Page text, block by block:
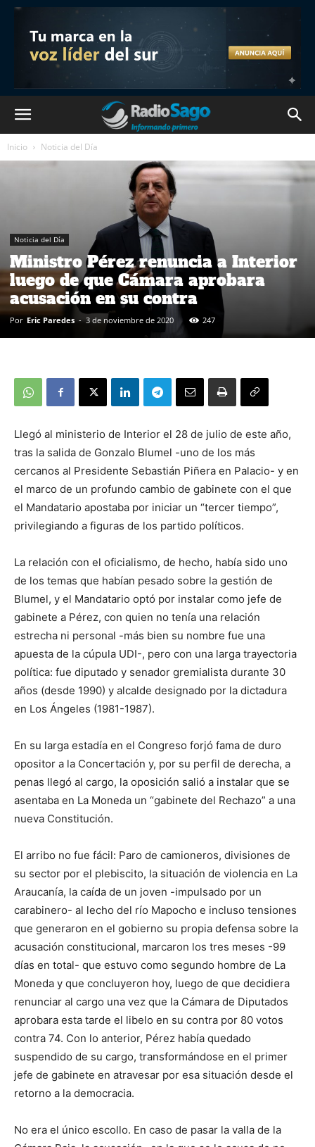
Inicio Noticia del Día
Noticia del Día
Ministro Pérez renuncia a Interior
luego de que Cámara aprobara
acusación en su contra
Por Eric Paredes - 3 de noviembre de 2020 247
Llegó al ministerio de Interior el 28 de julio de este año,
tras la salida de Gonzalo Blumel -uno de los más
cercanos al Presidente Sebastián Piñera en Palacio- y en
el marco de un profundo cambio de gabinete con el que
el Mandatario apostaba por iniciar un “tercer tiempo”,
privilegiando a figuras de los partido políticos.
La relación con el oficialismo, de hecho, había sido uno
de los temas que habían pesado sobre la gestión de
Blumel, y el Mandatario optó por instalar como jefe de
gabinete a Pérez, con quien no tenía una relación
estrecha ni personal -más bien su nombre fue una
apuesta de la cúpula UDI-, pero con una larga trayectoria
política: fue diputado y senador gremialista durante 30
años (desde 1990) y alcalde designado por la dictadura
en Los Ángeles (1981-1987).
En su larga estadía en el Congreso forjó fama de duro
opositor a la Concertación y, por su perfil de derecha, a
penas llegó al cargo, la oposición salió a instalar que se
asentaba en La Moneda un “gabinete del Rechazo” a una
nueva Constitución.
El arribo no fue fácil: Paro de camioneros, divisiones de
su sector por el plebiscito, la situación de violencia en La
Araucanía, la caída de un joven -impulsado por un
carabinero- al lecho del río Mapocho e incluso tensiones
que generaron en el gobierno su propia defensa sobre la
acusación constitucional, marcaron los tres meses -99
días en total- que estuvo como segundo hombre de La
Moneda y que concluyeron hoy, luego de que decidiera
renunciar al cargo una vez que la Cámara de Diputados
aprobara esta tarde el libelo en su contra por 80 votos
contra 74. Con lo anterior, Pérez había quedado
suspendido de su cargo, transformándose en el primer
jefe de gabinete en atravesar por esa situación desde el
retorno a la democracia.
No era el único escollo. En caso de pasar la valla de la